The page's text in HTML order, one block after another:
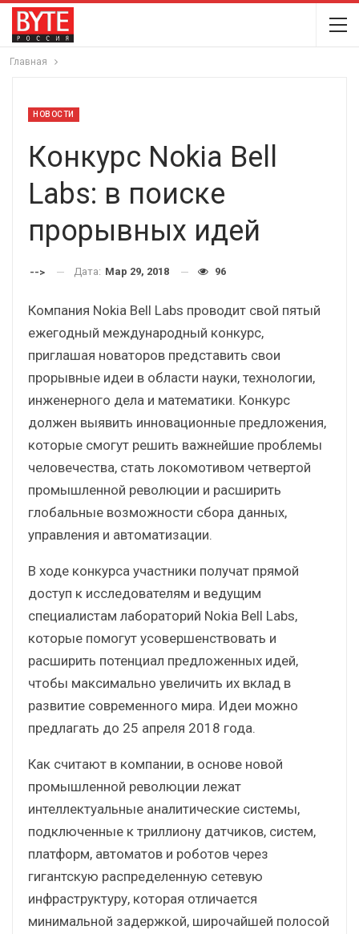
Главная
НОВОСТИ
Конкурс Nokia Bell
Labs: в поиске
прорывных идей
--> Дата: Мар 29, 2018 96
Компания Nokia Bell Labs проводит свой пятый
ежегодный международный конкурс,
приглашая новаторов представить свои
прорывные идеи в области науки, технологии,
инженерного дела и математики. Конкурс
должен выявить инновационные предложения,
которые смогут решить важнейшие проблемы
человечества, стать локомотивом четвертой
промышленной революции и расширить
глобальные возможности сбора данных,
управления и автоматизации.
В ходе конкурса участники получат прямой
доступ к исследователям и ведущим
специалистам лабораторий Nokia Bell Labs,
которые помогут усовершенствовать и
расширить потенциал предложенных идей,
чтобы максимально увеличить их вклад в
развитие современного мира. Идеи можно
предлагать до 25 апреля 2018 года.
Как считают в компании, в основе новой
промышленной революции лежат
интеллектуальные аналитические системы,
подключенные к триллиону датчиков, систем,
платформ, автоматов и роботов через
гигантскую распределенную сетевую
инфраструктуру, которая отличается
минимальной задержкой, широчайшей полосой